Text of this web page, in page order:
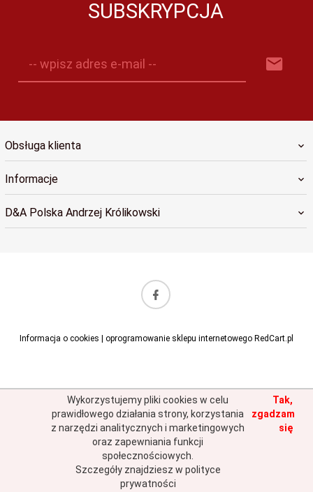
SUBSKRYPCJA
-- wpisz adres e-mail --
Obsługa klienta
Informacje
D&A Polska Andrzej Królikowski
Informacja o cookies | oprogramowanie sklepu internetowego RedCart.pl
Wykorzystujemy pliki cookies w celu
prawidłowego działania strony, korzystania
z narzędzi analitycznych i marketingowych
oraz zapewniania funkcji
społecznościowych.
Szczegóły znajdziesz w polityce
prywatności
Tak,
zgadzam
się